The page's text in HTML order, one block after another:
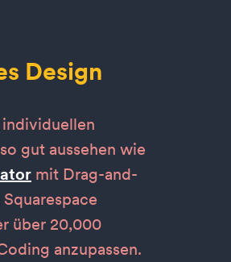
Design
gut aussehen wie
mit Drag-and-
über 20,000
anzupassen.